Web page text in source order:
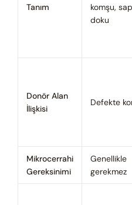
Tanım
komşu,
doku
Donör Alan
İlişkisi
Defekte
Mikrocerrahi
Gereksinimi
Genellikle
gerekmez